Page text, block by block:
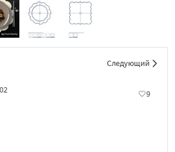
Следующий
9